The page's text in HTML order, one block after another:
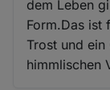
dem Leben
Form.Das ist
Trost und ein
himmlischen